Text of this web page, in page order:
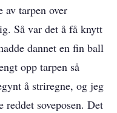
av tarpen over
Så var det å få knytt
dannet en fin ball
opp tarpen så
å striregne, og jeg
soveposen. Det